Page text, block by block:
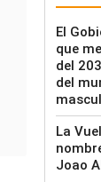
El
que
del
del
La
Joao